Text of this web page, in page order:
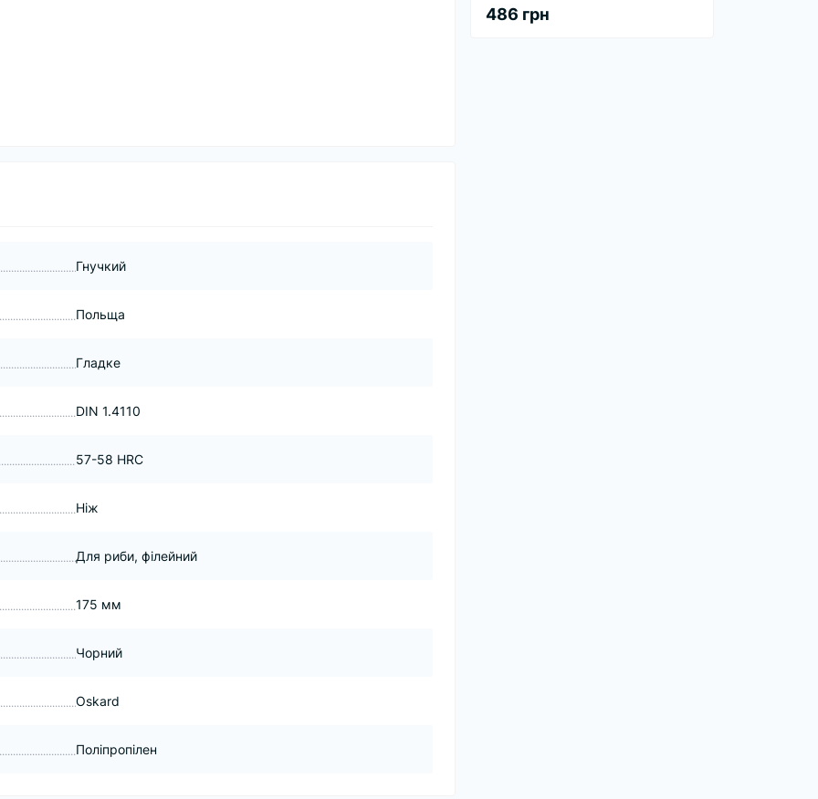
486 грн
Гнучкий
Польща
Гладке
DIN 1.4110
57-58 HRC
Ніж
Для риби, філейний
175 мм
Чорний
Oskard
Поліпропілен